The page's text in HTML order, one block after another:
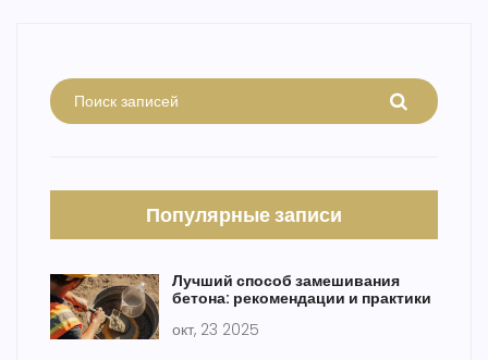
Популярные записи
Лучший способ замешивания
бетона: рекомендации и практики
окт, 23 2025